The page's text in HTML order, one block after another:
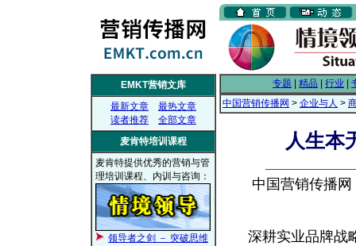
EMKT营销文库
最新文章
最热文章
读者推荐
全部文章
麦肯特培训课程
麦肯特提供优秀的营销与管
理培训课程、内训与咨询：
领导者之剑 － 突破思维
专题 精品 行业
中国营销传播网 > 企业与人 >
人生本
中国营销传播
深耕实业品牌战略